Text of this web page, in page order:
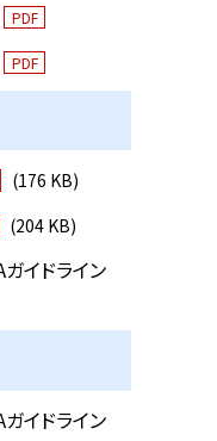
PDF
PDF
(176 KB)
(204 KB)
イドライン
イドライン